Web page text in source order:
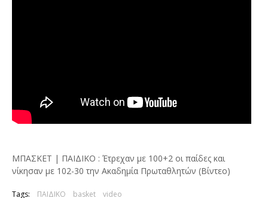
ΜΠΑΣΚΕΤ | ΠΑΙΔΙΚΟ : Έτρεχαν με 100+2 οι παίδες και
νίκησαν με 102-30 την Ακαδημία Πρωταθλητών (Βίντεο)
Tags: ΠΑΙΔΙΚΟ basket video